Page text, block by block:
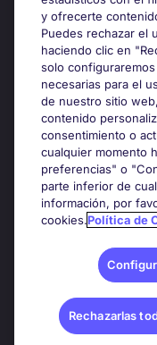
Oficinas
Sobre Michael
Premios y
y ofrecerte
Puedes rechazar el
haciendo clic en
solo
necesarias para el
de nuestro sitio
contenido
consentimiento o
cualquier momento
preferencias" o
parte inferior de
información, por
cookies.Política de
Rechazarlas